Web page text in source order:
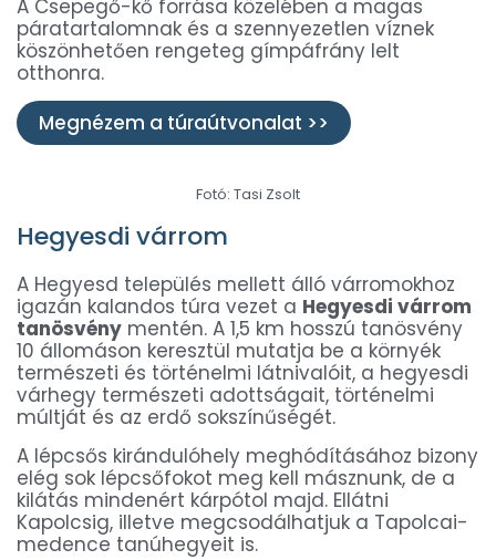
A Csepegő-kő forrása közelében a magas
páratartalomnak és a szennyezetlen víznek
köszönhetően rengeteg gímpáfrány lelt
otthonra.
Megnézem a túraútvonalat >>
Fotó: Tasi Zsolt
Hegyesdi várrom
A Hegyesd település mellett álló várromokhoz
igazán kalandos túra vezet a Hegyesdi várrom
tanösvény mentén. A 1,5 km hosszú tanösvény
10 állomáson keresztül mutatja be a környék
természeti és történelmi látnivalóit, a hegyesdi
várhegy természeti adottságait, történelmi
múltját és az erdő sokszínűségét.
A lépcsős kirándulóhely meghódításához bizony
elég sok lépcsőfokot meg kell másznunk, de a
kilátás mindenért kárpótol majd. Ellátni
Kapolcsig, illetve megcsodálhatjuk a Tapolcai-
medence tanúhegyeit is.